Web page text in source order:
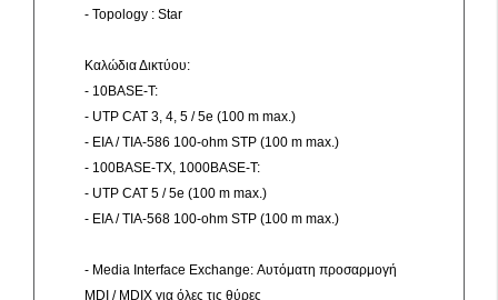
- Topology : Star
Καλώδια Δικτύου:
- 10BASE-T:
- UTP CAT 3, 4, 5 / 5e (100 m max.)
- EIA / TIA-586 100-ohm STP (100 m max.)
- 100BASE-TX, 1000BASE-T:
- UTP CAT 5 / 5e (100 m max.)
- EIA / TIA-568 100-ohm STP (100 m max.)
- Media Interface Exchange: Αυτόματη προσαρμογή
MDI / MDIX για όλες τις θύρες